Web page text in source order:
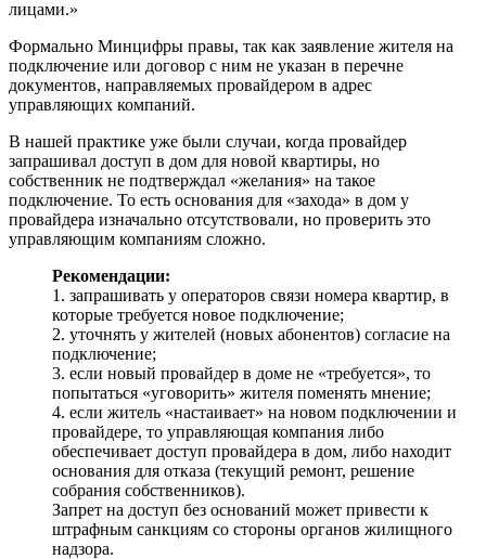
лицами.»
Формально Минцифры правы, так как заявление жителя на
подключение или договор с ним не указан в перечне
документов, направляемых провайдером в адрес
управляющих компаний.
В нашей практике уже были случаи, когда провайдер
запрашивал доступ в дом для новой квартиры, но
собственник не подтверждал «желания» на такое
подключение. То есть основания для «захода» в дом у
провайдера изначально отсутствовали, но проверить это
управляющим компаниям сложно.
Рекомендации:
1. запрашивать у операторов связи номера квартир, в
которые требуется новое подключение;
2. уточнять у жителей (новых абонентов) согласие на
подключение;
3. если новый провайдер в доме не «требуется», то
попытаться «уговорить» жителя поменять мнение;
4. если житель «настаивает» на новом подключении и
провайдере, то управляющая компания либо
обеспечивает доступ провайдера в дом, либо находит
основания для отказа (текущий ремонт, решение
собрания собственников).
Запрет на доступ без оснований может привести к
штрафным санкциям со стороны органов жилищного
надзора.